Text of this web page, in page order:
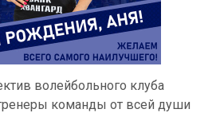
волейбольного клуба
команды от всей души